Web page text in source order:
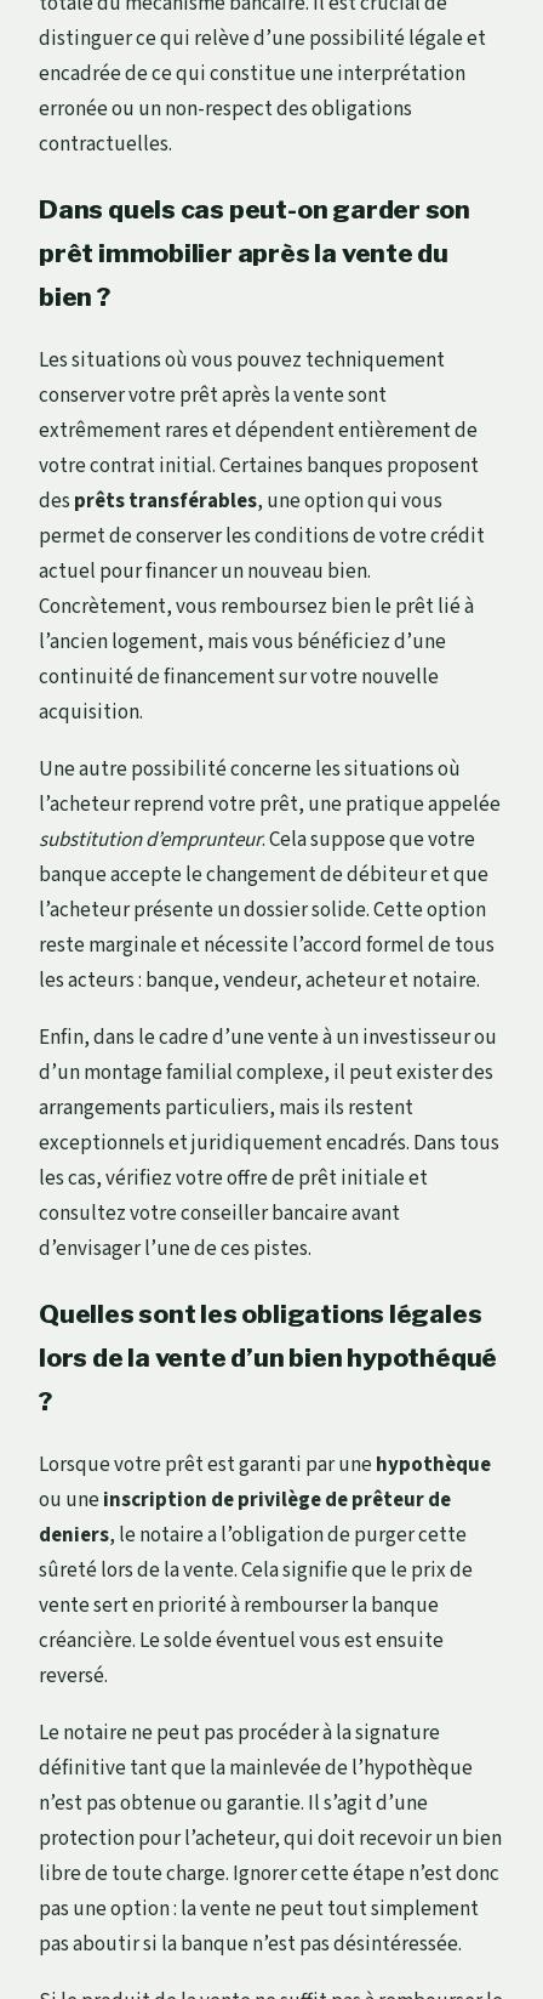
distinguer ce qui relève d’une possibilité légale et
encadrée de ce qui constitue une interprétation
erronée ou un non-respect des obligations
contractuelles.
Dans quels cas peut-on garder son
prêt immobilier après la vente du
bien ?
Les situations où vous pouvez techniquement
conserver votre prêt après la vente sont
extrêmement rares et dépendent entièrement de
votre contrat initial. Certaines banques proposent
des prêts transférables, une option qui vous
permet de conserver les conditions de votre crédit
actuel pour financer un nouveau bien.
Concrètement, vous remboursez bien le prêt lié à
l’ancien logement, mais vous bénéficiez d’une
continuité de financement sur votre nouvelle
acquisition.
Une autre possibilité concerne les situations où
l’acheteur reprend votre prêt, une pratique appelée
substitution d’emprunteur. Cela suppose que votre
banque accepte le changement de débiteur et que
l’acheteur présente un dossier solide. Cette option
reste marginale et nécessite l’accord formel de tous
les acteurs : banque, vendeur, acheteur et notaire.
Enfin, dans le cadre d’une vente à un investisseur ou
d’un montage familial complexe, il peut exister des
arrangements particuliers, mais ils restent
exceptionnels et juridiquement encadrés. Dans tous
les cas, vérifiez votre offre de prêt initiale et
consultez votre conseiller bancaire avant
d’envisager l’une de ces pistes.
Quelles sont les obligations légales
lors de la vente d’un bien hypothéqué
?
Lorsque votre prêt est garanti par unehypothèque
ou uneinscription de privilège de prêteur de
deniers, le notaire a l’obligation de purger cette
sûreté lors de la vente. Cela signifie que le prix de
vente sert en priorité à rembourser la banque
créancière. Le solde éventuel vous est ensuite
reversé.
Le notaire ne peut pas procéder à la signature
définitive tant que la mainlevée de l’hypothèque
n’est pas obtenue ou garantie. Il s’agit d’une
protection pour l’acheteur, qui doit recevoir un bien
libre de toute charge. Ignorer cette étape n’est donc
pas une option : la vente ne peut tout simplement
pas aboutir si la banque n’est pas désintéressée.